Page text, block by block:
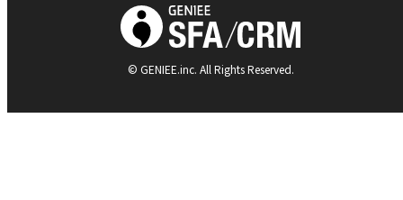
© GENIEE.inc. All Rights Reserved.